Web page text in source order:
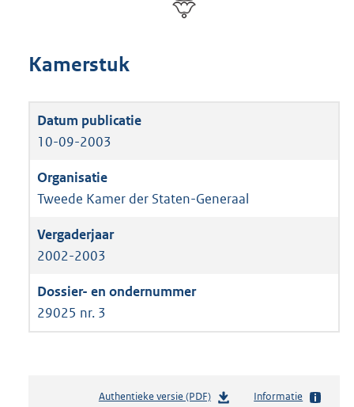
Kamerstuk
10-09-2003
Tweede Kamer der Staten-Generaal
2002-2003
29025 nr. 3
Authentieke versie (PDF)b
Informatie